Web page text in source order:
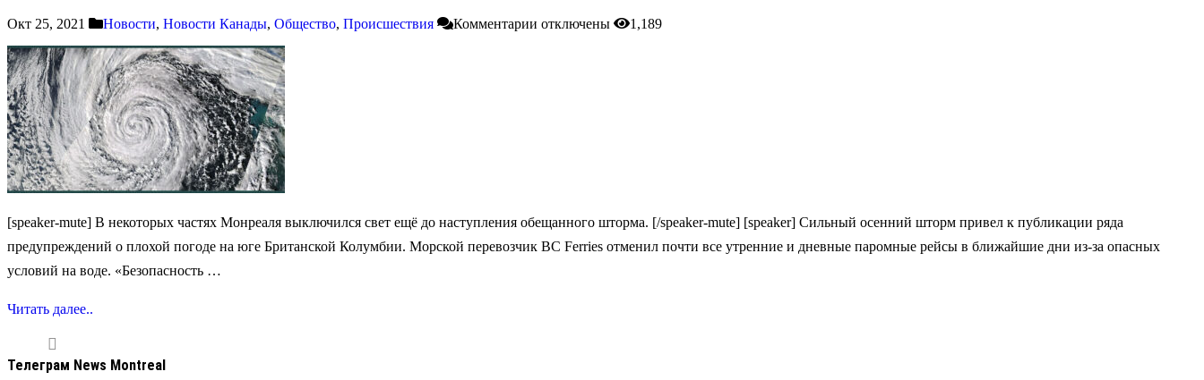
Окт 25, 2021 Новости, Новости Канады, Общество, Происшествия Комментарии отключены 1,189
[speaker-mute] В некоторых частях Монреаля выключился свет ещё до наступления обещанного шторма. [/speaker-mute] [speaker] Сильный осенний шторм привел к публикации ряда
предупреждений о плохой погоде на юге Британской Колумбии. Морской перевозчик BC Ferries отменил почти все утренние и дневные паромные рейсы в ближайшие дни из-за опасных
условий на воде. «Безопасность …
Читать далее..
Телеграм News Montreal